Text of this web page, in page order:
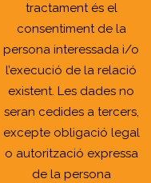
tractament és el
consentiment de la
persona interessada i/o
l’execució de la relació
existent. Les dades no
seran cedides a tercers,
excepte obligació legal
o autorització expressa
de la persona